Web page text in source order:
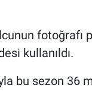
fotoğrafı
kullanıldı.
bu sezon 36